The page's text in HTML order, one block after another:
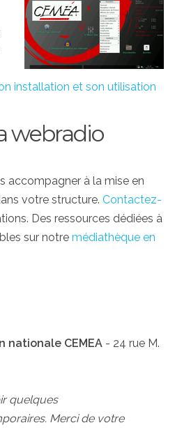
installation et son utilisation
webradio
accompagner à la mise en
votre structure. Contactez-
Des ressources dédiées à
sur notre médiathèque en
nationale CEMEA - 24 rue M.
quelques
Merci de votre